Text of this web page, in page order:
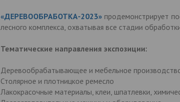
«ДЕРЕВООБРАБОТКА-2023» продемонстрирует
лесного комплекса, охватывая все стадии
Тематические направления экспозиции:
Деревообрабатывающее и мебельное
Столярное и плотницкое ремесло
Лакокрасочные материалы, клеи, шпатлевки,